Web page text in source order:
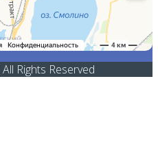
All Rights Reserved